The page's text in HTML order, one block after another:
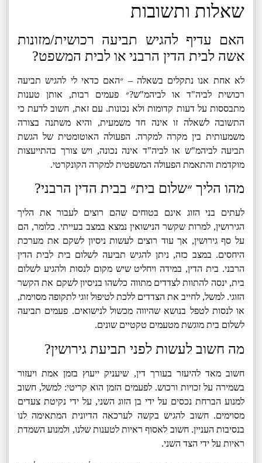
שאלות ותשובות
האם עדיף להגיש תביעה רכושית/מזונות
אשה לבית הדין הרבני או לבית המשפט?
לא אחת אנו נתקלים בשאלה – ״האם כדאי לי להגיש תביעה
רכושית לביה"ד או לביהמ"ש?״ פעמים רבות, אותן טענות
מתבססות על דעות קדומות ולא נכונות. עם זאת, חשוב לדעת כי
התשובה לשאלה זו אינה חד משמעית, והיא משתנה בצורה
משמעותית בין מקרה למקרה. הפעולה האוטומטית של הגשת
תביעה לביהמ"ש או לביה"ד אינה נכונה, ויש צורך בהתייעצות
מוקדמת והתאמת הפעולה המשפטית למקרה הקונקרטי.
מהו הליך ״שלום בית״ בבית הדין הרבני?
לעתים בני הזוג אינם בטוחים שהם רוצים לעבור את הליך
הגירושין, למרות שקשר הנישואין נמצא במצב בעייתי. כלומר, הם
על סף גירושין, אך עוד רוצים לעשות ניסיון לשקם את מערכת
היחסים. במצב כזה, ניתן להגיש תביעה לשלום בית לבית הדין
הרבני. בית הדין, במידה ויחליט שיש מקום לנסות ולהגיע לשלום
בית, ינסה להתוות לצדדים מתווה כלשהו בניסיון לשקם את הקשר
הזוגי. למשל, לחייב את הצדדים ללכת לטיפול זוגי לתקופה מסוימת,
או לנסות לטפל בנושא שהיווה מכשול לנישואים. פעמים תביעה
לשלום בית מוגשת מטעמים טקטיים שונים.
מה חשוב לעשות לפני תביעת גירושין?
חשוב מאד להיעזר בעורך דין, שיעניק ייעוץ בזמן אמת ויעזור
בשמירה על זכויות ורכוש. לפעמים הזמן הוא קריטי: למשל, חשוב
למנוע הברחת נכסים על ידי בן הזוג השני, על ידי נקיטת צעדים
מסוימים. חשוב להגיש בקשה לערכאה הדיונית המתאימה לנו
בנסיבות העניין. חשוב לאסוף ראיות לטענות שלנו, ולמנוע השמדת
ראיות על ידי הצד השני.